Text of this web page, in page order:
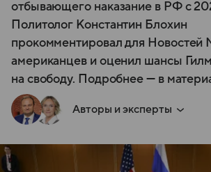
отбывающего наказание в РФ с
Политолог Константин Блохин
прокомментировал для Новостей
американцев и оценил шансы
на свободу. Подробнее — в
Авторы и эксперты